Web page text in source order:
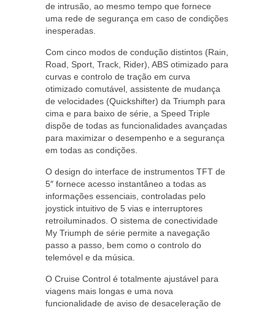
de intrusão, ao mesmo tempo que fornece
uma rede de segurança em caso de condições
inesperadas.
Com cinco modos de condução distintos (Rain,
Road, Sport, Track, Rider), ABS otimizado para
curvas e controlo de tração em curva
otimizado comutável, assistente de mudança
de velocidades (Quickshifter) da Triumph para
cima e para baixo de série, a Speed Triple
dispõe de todas as funcionalidades avançadas
para maximizar o desempenho e a segurança
em todas as condições.
O design do interface de instrumentos TFT de
5″ fornece acesso instantâneo a todas as
informações essenciais, controladas pelo
joystick intuitivo de 5 vias e interruptores
retroiluminados. O sistema de conectividade
My Triumph de série permite a navegação
passo a passo, bem como o controlo do
telemóvel e da música.
O Cruise Control é totalmente ajustável para
viagens mais longas e uma nova
funcionalidade de aviso de desaceleração de